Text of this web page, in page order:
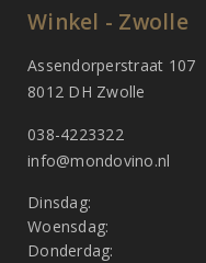
Winkel - Zwolle
Assendorperstraat 107
8012 DH Zwolle
038-4223322
info@mondovino.nl
Dinsdag:
Woensdag:
Donderdag: